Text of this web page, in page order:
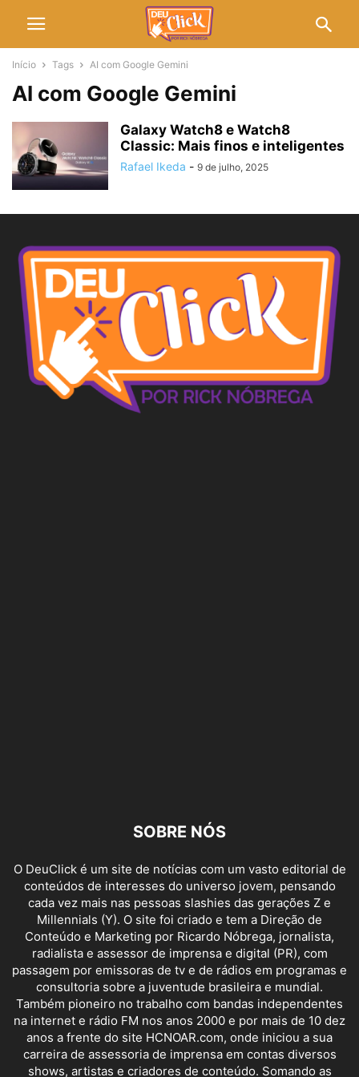
Início Tags AI com Google Gemini
AI com Google Gemini
Galaxy Watch8 e Watch8
Classic: Mais finos e inteligentes
Rafael Ikeda - 9 de julho, 2025
SOBRE NÓS
O DeuClick é um site de notícias com um vasto editorial de
conteúdos de interesses do universo jovem, pensando
cada vez mais nas pessoas slashies das gerações Z e
Millennials (Y). O site foi criado e tem a Direção de
Conteúdo e Marketing por Ricardo Nóbrega, jornalista,
radialista e assessor de imprensa e digital (PR), com
passagem por emissoras de tv e de rádios em programas e
consultoria sobre a juventude brasileira e mundial.
Também pioneiro no trabalho com bandas independentes
na internet e rádio FM nos anos 2000 e por mais de 10 dez
anos a frente do site HCNOAR.com, onde iniciou a sua
carreira de assessoria de imprensa em contas diversos
shows, artistas e criadores de conteúdo. Somando as